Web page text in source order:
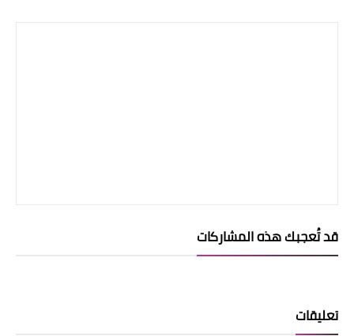
قد تُعجبك هذه المشاركات
تعليقات